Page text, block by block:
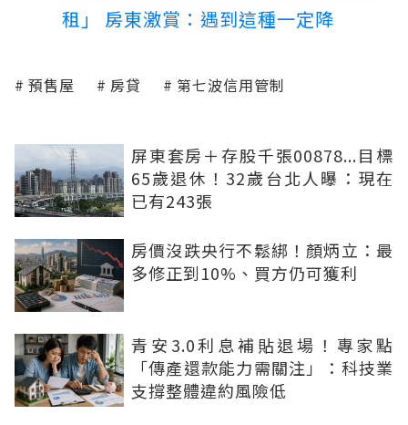
租」 房東激賞：遇到這種一定降
預售屋 房貸 第七波信用管制
屏東套房＋存股千張00878...目標
65歲退休！32歲台北人曝：現在
已有243張
房價沒跌央行不鬆綁！顏炳立：最
多修正到10%、買方仍可獲利
青安3.0利息補貼退場！專家點
「傳產還款能力需關注」：科技業
支撐整體違約風險低